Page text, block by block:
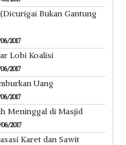
Bukan Gantung
2017
Lobi Koalisi
2017
Uang
2017
Meninggal di Masjid
2017
Karet dan Sawit